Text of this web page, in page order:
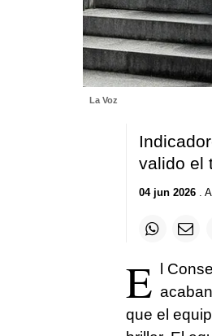
La Voz
valido el
04 jun 2026.
E
l
que el